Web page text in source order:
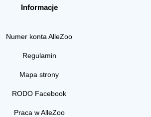
Informacje
Numer konta AlleZoo
Regulamin
Mapa strony
RODO Facebook
Praca w AlleZoo